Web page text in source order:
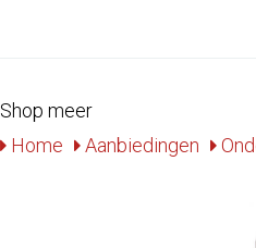
Shop meer
Home
Aanbiedingen